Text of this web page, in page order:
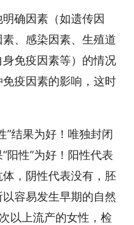
确因素（如遗传因
、感染因素、生殖道
免疫因素等）的情况
疫因素的影响，这时
”结果为好！唯独封闭
阳性”为好！阳性代表
，阴性代表没有，胚
容易发生早期的自然
以上流产的女性，检